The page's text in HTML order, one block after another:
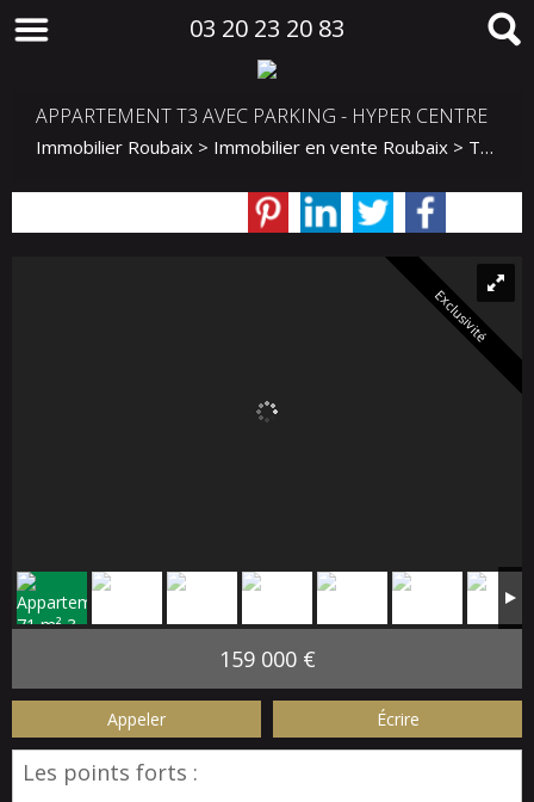
03 20 23 20 83
APPARTEMENT T3 AVEC PARKING - HYPER CENTRE
Immobilier Roubaix > Immobilier en vente Roubaix > T3 en vente Roubaix
Exclusivité
159 000 €
Appeler Écrire
Les points forts :